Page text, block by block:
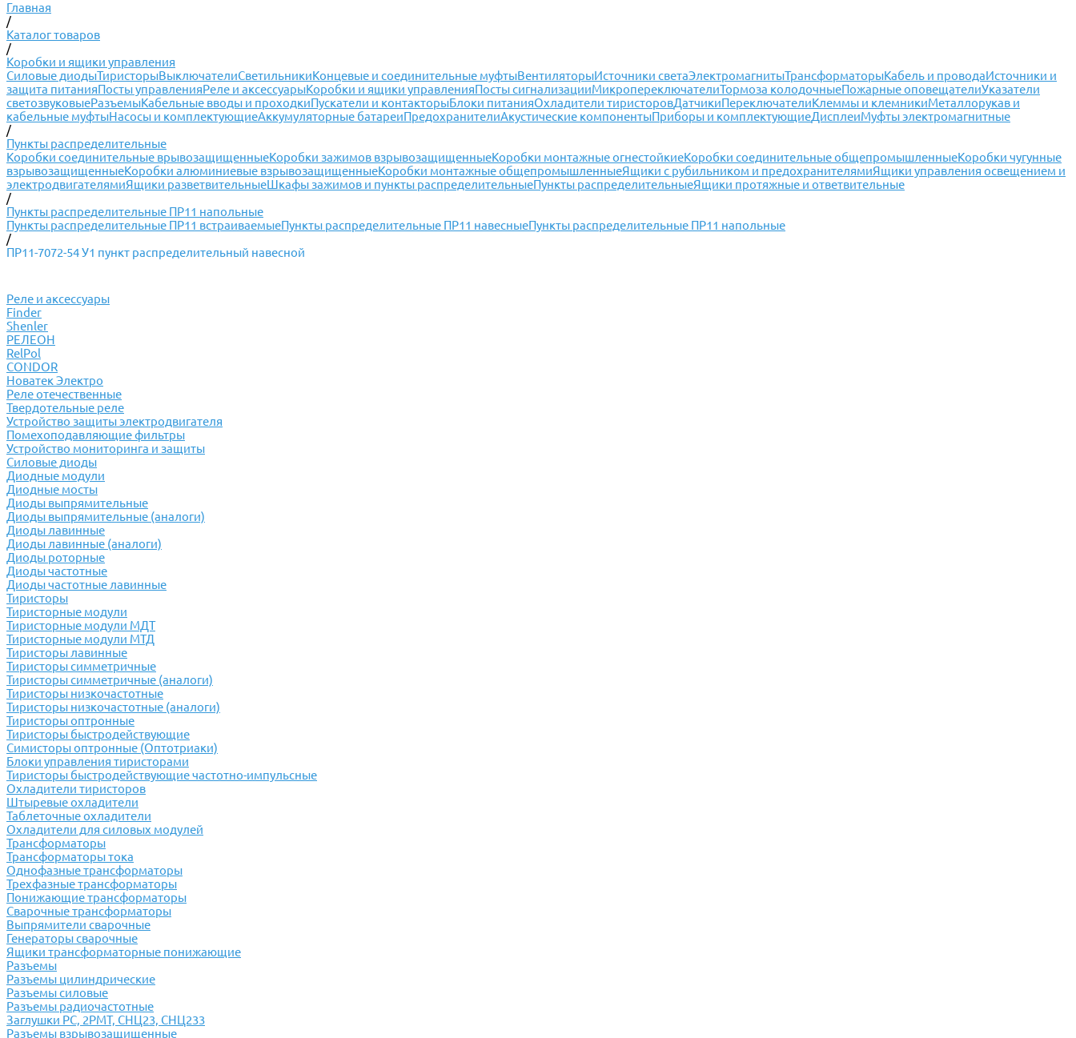
Главная
/
Каталог товаров
/
Коробки и ящики управления
Силовые диодыТиристорыВыключателиСветильникиКонцевые и соединительные муфтыВентиляторыИсточники светаЭлектромагнитыТрансформаторыКабель и проводаИсточники и
защита питанияПосты управленияРеле и аксессуарыКоробки и ящики управленияПосты сигнализацииМикропереключателиТормоза колодочныеПожарные оповещателиУказатели
светозвуковыеРазъемыКабельные вводы и проходкиПускатели и контакторыБлоки питанияОхладители тиристоровДатчикиПереключателиКлеммы и клемникиМеталлорукав и
кабельные муфтыНасосы и комплектующиеАккумуляторные батареиПредохранителиАкустические компонентыПриборы и комплектующиеДисплеиМуфты электромагнитные
/
Пункты распределительные
Коробки соединительные врывозащищенныеКоробки зажимов взрывозащищенныеКоробки монтажные огнестойкиеКоробки соединительные общепромышленныеКоробки чугунные
взрывозащищенныеКоробки алюминиевые взрывозащищенныеКоробки монтажные общепромышленныеЯщики с рубильником и предохранителямиЯщики управления освещением и
электродвигателямиЯщики разветвительныеШкафы зажимов и пункты распределительныеПункты распределительныеЯщики протяжные и ответвительные
/
Пункты распределительные ПР11 напольные
Пункты распределительные ПР11 встраиваемыеПункты распределительные ПР11 навесныеПункты распределительные ПР11 напольные
/
ПР11-7072-54 У1 пункт распределительный навесной
Реле и аксессуары
Finder
Shenler
РЕЛЕОН
RelPol
CONDOR
Новатек Электро
Реле отечественные
Твердотельные реле
Устройство защиты электродвигателя
Помехоподавляющие фильтры
Устройство мониторинга и защиты
Силовые диоды
Диодные модули
Диодные мосты
Диоды выпрямительные
Диоды выпрямительные (аналоги)
Диоды лавинные
Диоды лавинные (аналоги)
Диоды роторные
Диоды частотные
Диоды частотные лавинные
Тиристоры
Тиристорные модули
Тиристорные модули МДТ
Тиристорные модули МТД
Тиристоры лавинные
Тиристоры симметричные
Тиристоры симметричные (аналоги)
Тиристоры низкочастотные
Тиристоры низкочастотные (аналоги)
Тиристоры оптронные
Тиристоры быстродействующие
Симисторы оптронные (Оптотриаки)
Блоки управления тиристорами
Тиристоры быстродействующие частотно-импульсные
Охладители тиристоров
Штыревые охладители
Таблеточные охладители
Охладители для силовых модулей
Трансформаторы
Трансформаторы тока
Однофазные трансформаторы
Трехфазные трансформаторы
Понижающие трансформаторы
Сварочные трансформаторы
Выпрямители сварочные
Генераторы сварочные
Ящики трансформаторные понижающие
Разъемы
Разъемы цилиндрические
Разъемы силовые
Разъемы радиочастотные
Заглушки РС, 2РМТ, СНЦ23, СНЦ233
Разъемы взрывозащищенные